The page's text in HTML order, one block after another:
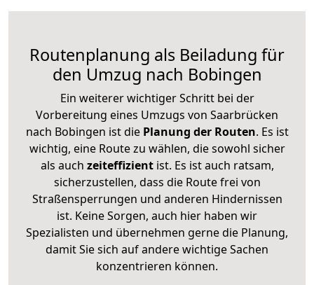
Routenplanung als Beiladung für
den Umzug nach Bobingen
Ein weiterer wichtiger Schritt bei der
Vorbereitung eines Umzugs von Saarbrücken
nach Bobingen ist diePlanung der Routen. Es ist
wichtig, eine Route zu wählen, die sowohl sicher
als auch zeiteffizientist. Es ist auch ratsam,
sicherzustellen, dass die Route frei von
Straßensperrungen und anderen Hindernissen
ist. Keine Sorgen, auch hier haben wir
Spezialisten und übernehmen gerne die Planung,
damit Sie sich auf andere wichtige Sachen
konzentrieren können.